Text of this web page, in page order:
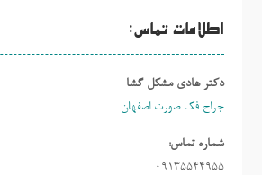
اطلاعات تماس:
دکتر هادی مشکل گشا
جراح فک صورت اصفهان
شماره تماس:
09135544955